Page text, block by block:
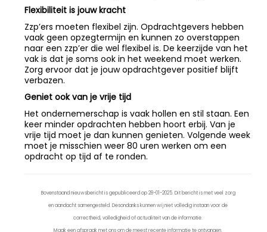
Flexibiliteit is jouw kracht
Zzp’ers moeten flexibel zijn. Opdrachtgevers hebben
vaak geen opzegtermijn en kunnen zo overstappen
naar een zzp’er die wel flexibel is. De keerzijde van het
vak is dat je soms ook in het weekend moet werken.
Zorg ervoor dat je jouw opdrachtgever positief blijft
verbazen.
Geniet ook van je vrije tijd
Het ondernemerschap is vaak hollen en stil staan. Een
keer minder opdrachten hebben hoort erbij. Van je
vrije tijd moet je dan kunnen genieten. Volgende week
moet je misschien weer 80 uren werken om een
opdracht op tijd af te ronden.
Bovenstaand nieuwsbericht is gepubliceerd op 28-01-2025. Dit bericht is met veel zorg
en aandacht samengesteld. Desondanks kunnen wij niet volledig instaan voor de
correctheid, volledigheid of actualiteit van de informatie.
Maak een afspraak met ons om de meest recente informatie te ontvangen.